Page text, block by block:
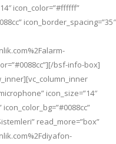
icon_color=”#ffffff”
icon_border_spacing=”35″
bsf-info-box]
icon_size=”14″
read_more=”box”